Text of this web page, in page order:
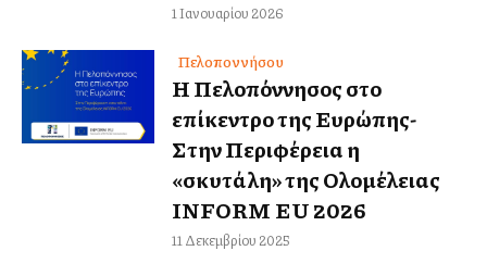
1 Ιανουαρίου 2026
Πελοποννήσου
Η Πελοπόννησος στο
επίκεντρο της Ευρώπης-
Στην Περιφέρεια η
«σκυτάλη» της Ολομέλειας
INFORM EU 2026
11 Δεκεμβρίου 2025